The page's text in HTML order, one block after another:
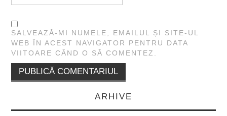
SALVEAZĂ-MI NUMELE, EMAILUL ȘI SITE-UL
WEB ÎN ACEST NAVIGATOR PENTRU DATA
VIITOARE CÂND O SĂ COMENTEZ.
ARHIVE